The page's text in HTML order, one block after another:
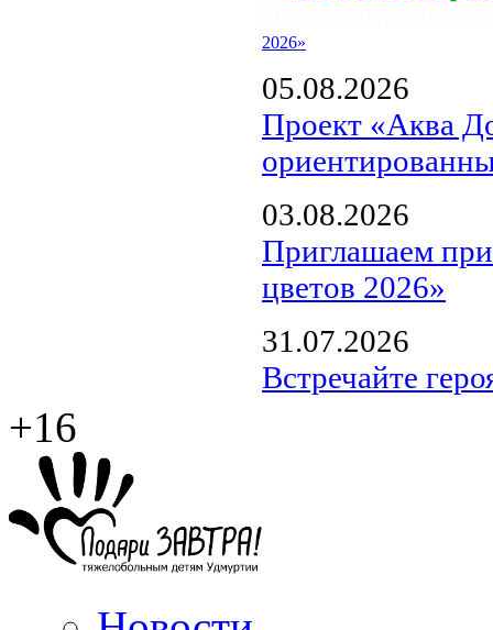
2026»
05.08.2026
Проект «Аква
03.08.2026
Приглашаем
цветов 2026»
31.07.2026
Встречайте
+16